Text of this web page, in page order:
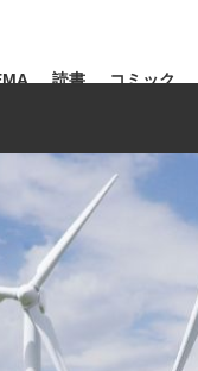
棋、読む将棋
読書 コミック
有紀